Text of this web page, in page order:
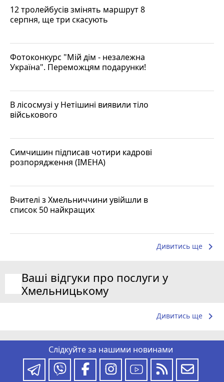
12 тролейбусів змінять маршрут 8
серпня, ще три скасують
Фотоконкурс "Мій дім - незалежна
Україна". Переможцям подарунки!
В лісосмузі у Нетішині виявили тіло
військового
Симчишин підписав чотири кадрові
розпорядження (ІМЕНА)
Вчителі з Хмельниччини увійшли в
список 50 найкращих
Дивитись ще keyboard_arrow_right
Ваші відгуки про послуги у
Хмельницькому
Дивитись ще keyboard_arrow_right
Слідкуйте за нашими новинами